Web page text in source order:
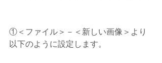
①＜ファイル＞－＜新しい画像＞より
以下のように設定します。